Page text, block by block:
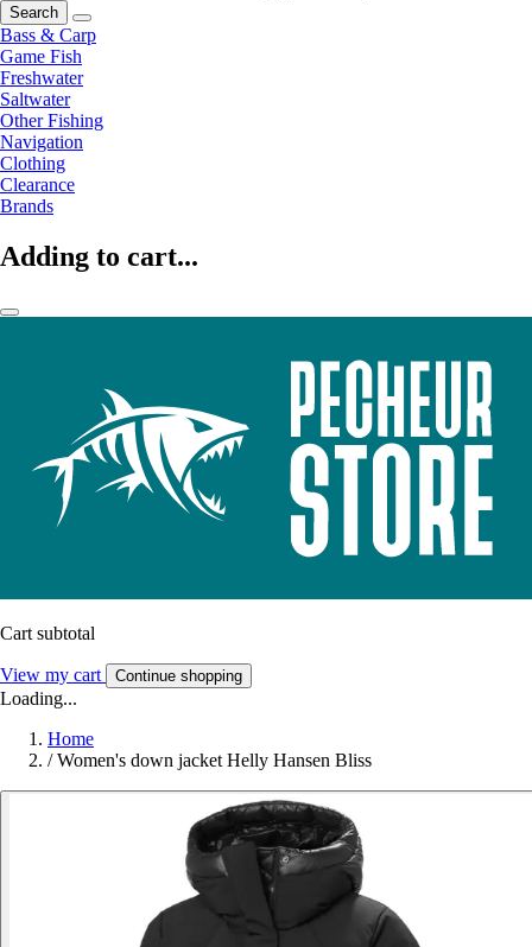
Search
Bass & Carp
Game Fish
Freshwater
Saltwater
Other Fishing
Navigation
Clothing
Clearance
Brands
Adding to cart...
Cart subtotal
View my cart Continue shopping
Loading...
Home
/ Women's down jacket Helly Hansen Bliss